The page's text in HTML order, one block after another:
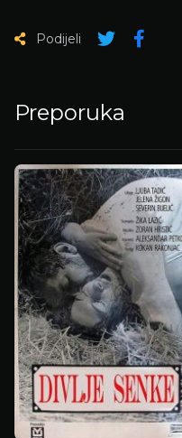
Podijeli
Preporuka